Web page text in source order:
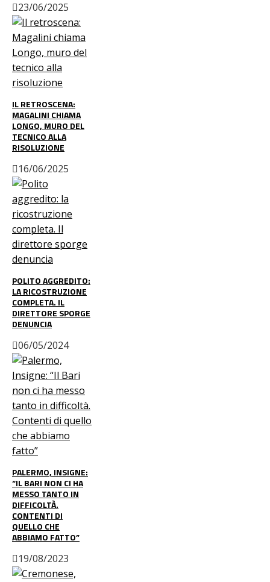
23/06/2025
IL RETROSCENA:
MAGALINI CHIAMA
LONGO, MURO DEL
TECNICO ALLA
RISOLUZIONE
16/06/2025
POLITO AGGREDITO:
LA RICOSTRUZIONE
COMPLETA. IL
DIRETTORE SPORGE
DENUNCIA
06/05/2024
PALERMO, INSIGNE:
“IL BARI NON CI HA
MESSO TANTO IN
DIFFICOLTÀ.
CONTENTI DI
QUELLO CHE
ABBIAMO FATTO”
19/08/2023